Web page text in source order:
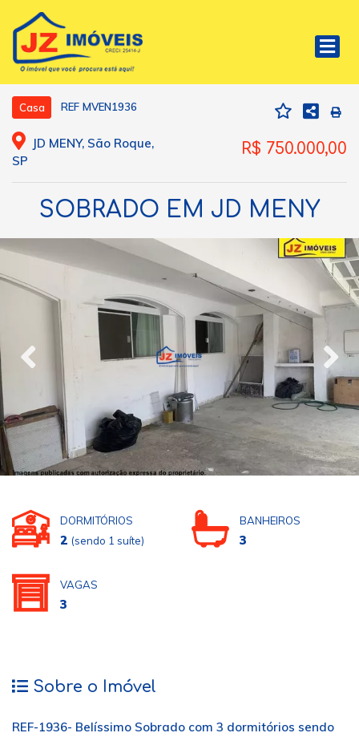
Casa REF MVEN1936
JD MENY, São Roque,
SP
R$ 750.000,00
SOBRADO EM JD MENY
DORMITÓRIOS
2 (sendo 1 suíte)
BANHEIROS
3
VAGAS
3
Sobre o Imóvel
REF-1936- Belíssimo Sobrado com 3 dormitórios sendo